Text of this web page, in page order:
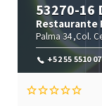
53270-16
Restaurante
Palma 34 ,Col.
+52 55 5510